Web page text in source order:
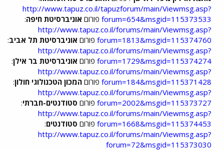
http://www.tapuz.co.il/tapuzforum/main/Viewmsg.asp?
forum=654&msgid=115373533 פורום אוניברסיטת חיפה:
http://www.tapuz.co.il/forums/main/Viewmsg.asp?
forum=1813&msgid=115374760 פורום אוניברסיטת תל אביב:
http://www.tapuz.co.il/forums/main/Viewmsg.asp?
forum=1729&msgid=115374274 פורום אוניברסיטת בר אילן:
http://www.tapuz.co.il/forums/main/Viewmsg.asp?
forum=184&msgid=115371428 פורום המכון הטכנולוגי חולון:
http://www.tapuz.co.il/forums/main/Viewmsg.asp?
forum=2002&msgid=115373727 פורום סטודנטים-חברתי:
http://www.tapuz.co.il/forums/main/Viewmsg.asp?
forum=1668&msgid=115374453 פורום סטודנטים:
http://www.tapuz.co.il/forums/main/Viewmsg.asp?
forum=72&msgid=115373030